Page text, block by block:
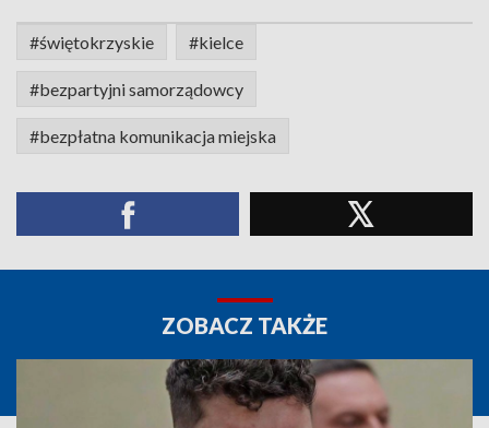
#świętokrzyskie #kielce
#bezpartyjni samorządowcy
#bezpłatna komunikacja miejska
ZOBACZ TAKŻE